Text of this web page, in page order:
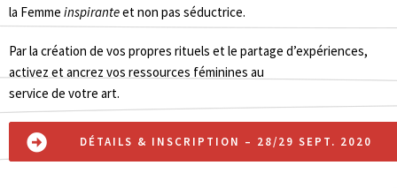
la Femme inspiranteet non pas séductrice.
Par la création de vos propres rituels et le partage d’expériences,
activez et ancrez vos ressources féminines au
service de votre art.
DÉTAILS & INSCRIPTION – 28/29 SEPT. 2020